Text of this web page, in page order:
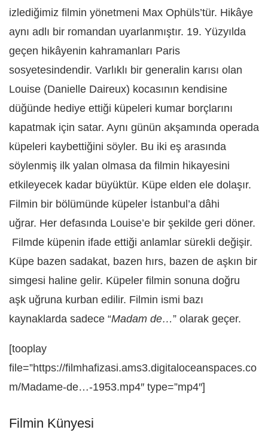
izlediğimiz filmin yönetmeni Max Ophüls’tür. Hikâye
aynı adlı bir romandan uyarlanmıştır. 19. Yüzyılda
geçen hikâyenin kahramanları Paris
sosyetesindendir. Varlıklı bir generalin karısı olan
Louise (Danielle Daireux) kocasının kendisine
düğünde hediye ettiği küpeleri kumar borçlarını
kapatmak için satar. Aynı günün akşamında operada
küpeleri kaybettiğini söyler. Bu iki eş arasında
söylenmiş ilk yalan olmasa da filmin hikayesini
etkileyecek kadar büyüktür. Küpe elden ele dolaşır.
Filmin bir bölümünde küpeler İstanbul’a dâhi
uğrar. Her defasında Louise’e bir şekilde geri döner.
Filmde küpenin ifade ettiği anlamlar sürekli değişir.
Küpe bazen sadakat, bazen hırs, bazen de aşkın bir
simgesi haline gelir. Küpeler filmin sonuna doğru
aşk uğruna kurban edilir. Filmin ismi bazı
kaynaklarda sadece “Madam de…” olarak geçer.
[tooplay
file=”https://filmhafizasi.ams3.digitaloceanspaces.co
m/Madame-de…-1953.mp4″ type=”mp4″]
Filmin Künyesi